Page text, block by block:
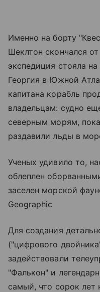
Именно на борту
Шеклтон скончался
экспедиция стояла
Георгия в Южной
капитана корабль
владельцам: судно
северным морям,
раздавили льды в
Ученых удивило то,
облеплен
заселен морской
Geographic
Для создания
("цифрового
задействовали
"Фалькон" и
самый, что сорок лет